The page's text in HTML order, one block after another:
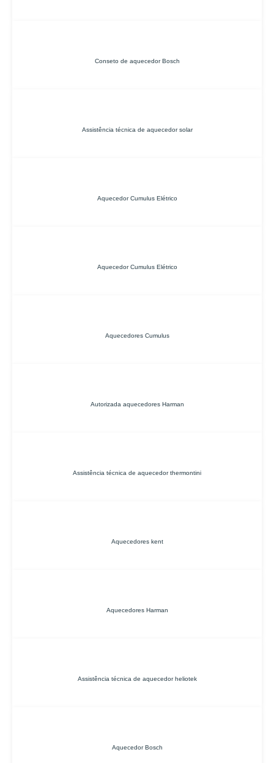
Conseto de aquecedor Bosch
Assistência técnica de aquecedor solar
Aquecedor Cumulus Elétrico
Aquecedor Cumulus Elétrico
Aquecedores Cumulus
Autorizada aquecedores Harman
Assistência técnica de aquecedor thermontini
Aquecedores kent
Aquecedores Harman
Assistência técnica de aquecedor heliotek
Aquecedor Bosch